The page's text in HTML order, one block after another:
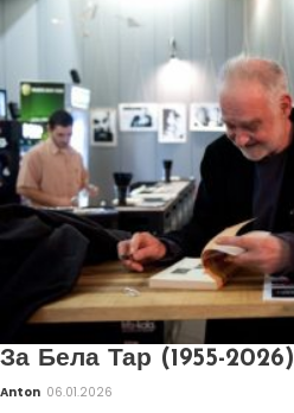
За Бела Тар (1955-2026)
Anton 06.01.2026